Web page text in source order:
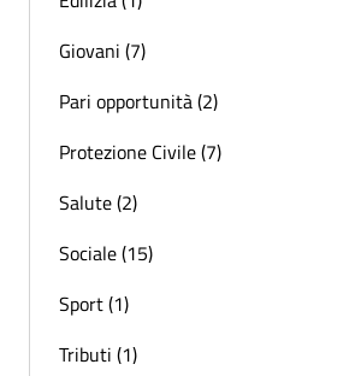
Giovani (7)
Pari opportunità (2)
Protezione Civile (7)
Salute (2)
Sociale (15)
Sport (1)
Tributi (1)